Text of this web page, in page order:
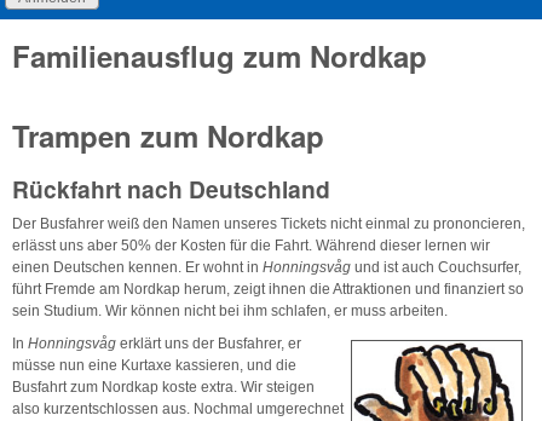
Familienausflug zum Nordkap
Trampen zum Nordkap
Rückfahrt nach Deutschland
Der Busfahrer weiß den Namen unseres Tickets nicht einmal zu prononcieren,
erlässt uns aber 50% der Kosten für die Fahrt. Während dieser lernen wir
einen Deutschen kennen. Er wohnt in Honningsvåg und ist auch Couchsurfer,
führt Fremde am Nordkap herum, zeigt ihnen die Attraktionen und finanziert so
sein Studium. Wir können nicht bei ihm schlafen, er muss arbeiten.
In Honningsvåg erklärt uns der Busfahrer, er
müsse nun eine Kurtaxe kassieren, und die
Busfahrt zum Nordkap koste extra. Wir steigen
also kurzentschlossen aus. Nochmal umgerechnet